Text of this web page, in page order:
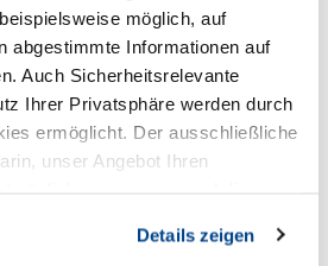
möglich, auf
abgestimmte Informationen auf
Auch Sicherheitsrelevante
Ihrer Privatsphäre werden durch
ermöglicht. Der ausschließliche
unser Angebot Ihren
Details zeigen